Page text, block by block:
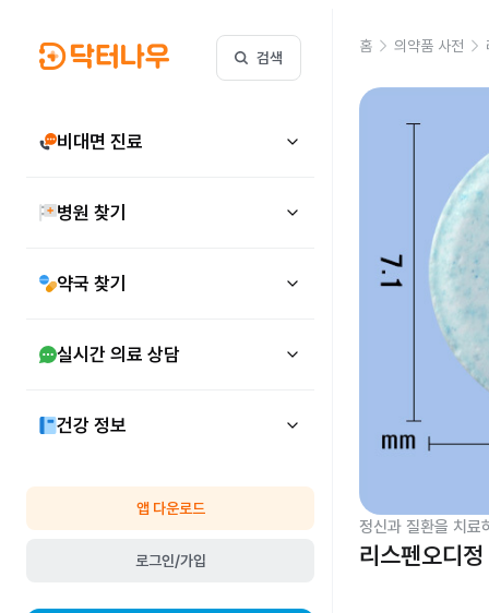
검색
비대면 진료
병원 찾기
약국 찾기
실시간 의료 상담
건강 정보
앱 다운로드
로그인/가입
홈 의약품 사전
정신과 질환을 치료
리스펜오디